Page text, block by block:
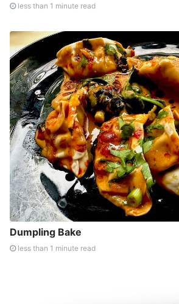
less than 1 minute read
Dumpling Bake
less than 1 minute read